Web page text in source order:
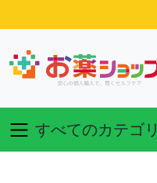
すべてのカテゴリ